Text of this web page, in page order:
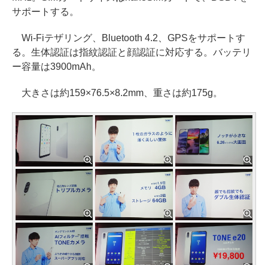
サポートする。
Wi-Fiテザリング、Bluetooth 4.2、GPSをサポートす
る。生体認証は指紋認証と顔認証に対応する。バッテリ
ー容量は3900mAh。
大きさは約159×76.5×8.2mm、重さは約175g。